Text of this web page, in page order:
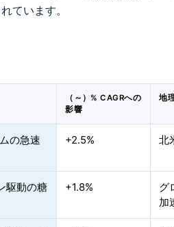
ています。
（～）% CAGRへの
影響
地
の急速
+2.5% 北
駆動の糖
+1.8%
グ
加